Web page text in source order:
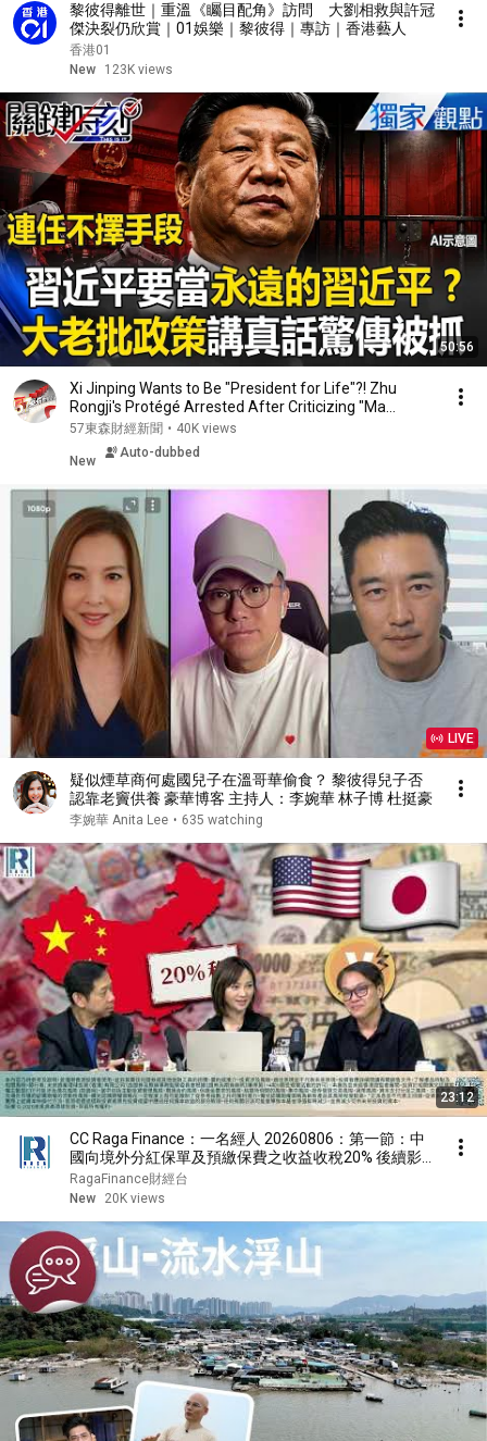
黎彼得離世｜重溫《矚目配角》訪問 大劉相救與許冠
傑決裂仍欣賞｜01娛樂｜黎彼得｜專訪｜香港藝人
香港01
New
123K views
50:56
Xi Jinping Wants to Be "President for Life"?! Zhu
Rongji's Protégé Arrested After Criticizing "Ma...
57東森財經新聞 • 40K views
New
Auto-dubbed
LIVE
疑似煙草商何處國兒子在溫哥華偷食？ 黎彼得兒子否
認靠老竇供養 豪華博客 主持人：李婉華 林子博 杜挺豪
李婉華 Anita Lee • 635 watching
23:12
CC Raga Finance：一名經人 20260806：第一節：中
國向境外分紅保單及預繳保費之收益收稅20% 後續影
響
RagaFinance財經台
New
20K views